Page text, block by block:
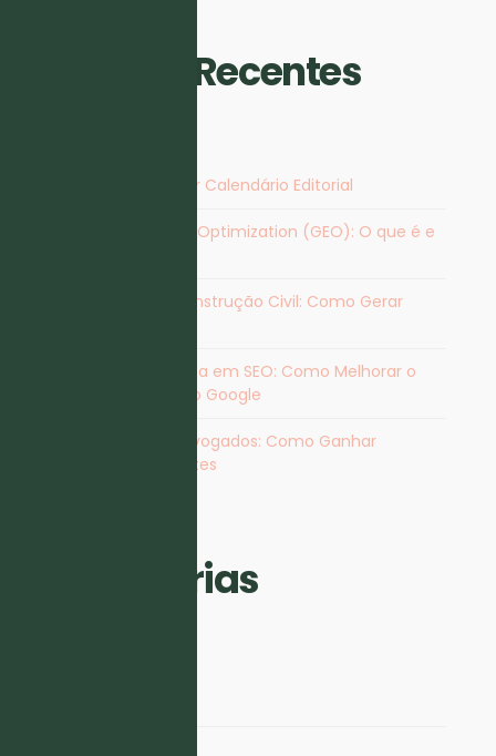
Artigos Recentes
Vantagens de Criar Calendário Editorial
Generative Engine Optimization (GEO): O que é e
Marketing para Construção Civil: Como Gerar
Agência Especialista em SEO​: Como Melhorar o
Posicionamento no Google
Marketing para Advogados: Como Ganhar
Visibilidade e Clientes
Categorias